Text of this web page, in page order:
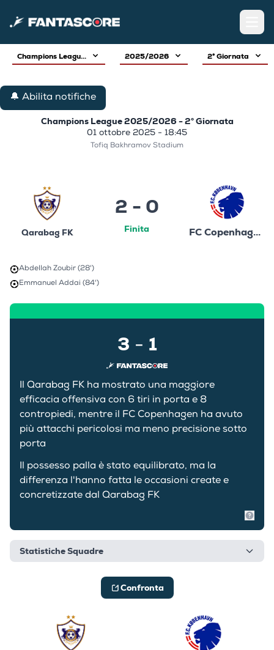
Champions Leagu... 2025/2026 2° Giornata
🔔 Abilita notifiche
Champions League 2025/2026 - 2° Giornata
01 ottobre 2025 - 18:45
Tofiq Bakhramov Stadium
Qarabag FK
2 - 0
Finita FC Copenhagen
Abdellah Zoubir (28')
Emmanuel Addai (84')
3 - 1
Il Qarabag FK ha mostrato una maggiore
efficacia offensiva con 6 tiri in porta e 8
contropiedi, mentre il FC Copenhagen ha avuto
più attacchi pericolosi ma meno precisione sotto
porta
Il possesso palla è stato equilibrato, ma la
differenza l'hanno fatta le occasioni create e
concretizzate dal Qarabag FK
Statistiche Squadre
Confronta